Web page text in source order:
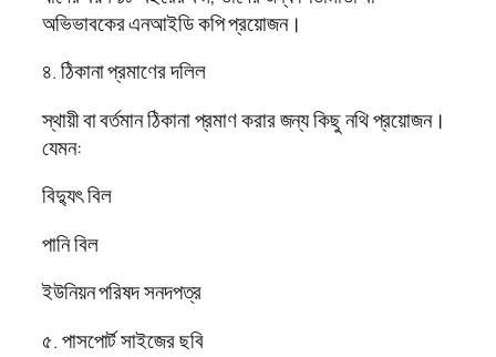
অভিভাবকের এনআইডি কপি প্রয়োজন।
৪. ঠিকানা প্রমাণের দলিল
স্থায়ী বা বর্তমান ঠিকানা প্রমাণ করার জন্য কিছু নথি প্রয়োজন।
যেমন:
বিদ্যুৎ বিল
পানি বিল
ইউনিয়ন পরিষদ সনদপত্র
৫. পাসপোর্ট সাইজের ছবি